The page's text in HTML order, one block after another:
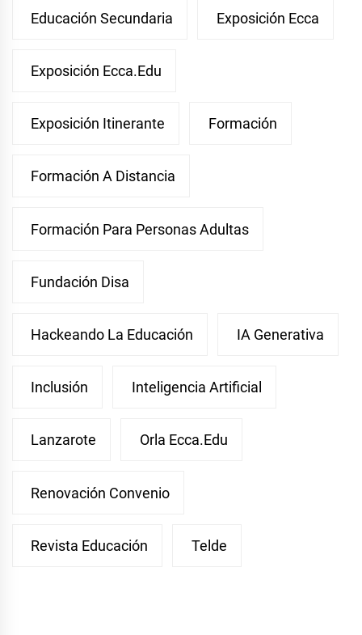
Educación Secundaria Exposición Ecca
Exposición Ecca.edu
Exposición Itinerante Formación
Formación A Distancia
Formación Para Personas Adultas
Fundación Disa
Hackeando La Educación IA Generativa
Inclusión Inteligencia Artificial
Lanzarote Orla Ecca.edu
Renovación Convenio
Revista Educación Telde